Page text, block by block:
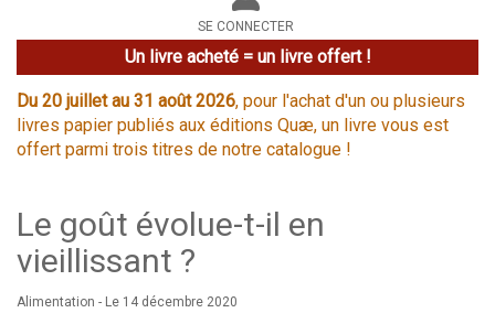
site
SE CONNECTER
Un livre acheté = un livre offert !
Du 20 juillet au 31 août 2026, pour l'achat d'un ou plusieurs
livres papier publiés aux éditions Quæ, un livre vous est
offert parmi trois titres de notre catalogue !
Le goût évolue-t-il en
vieillissant ?
Alimentation - Le 14 décembre 2020